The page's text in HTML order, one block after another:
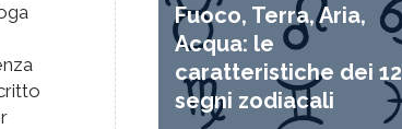
Fuoco, Terra, Aria,
Acqua: le
caratteristiche dei 12
segni zodiacali